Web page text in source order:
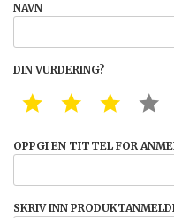
NAVN
DIN VURDERING?
1 STAR2 STAR
3
OPPGI EN TITTEL FOR
SKRIV INN